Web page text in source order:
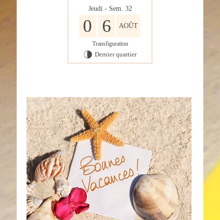
Jeudi - Sem. 32
0 6 AOÛT
Transfiguration
U Dernier quartier